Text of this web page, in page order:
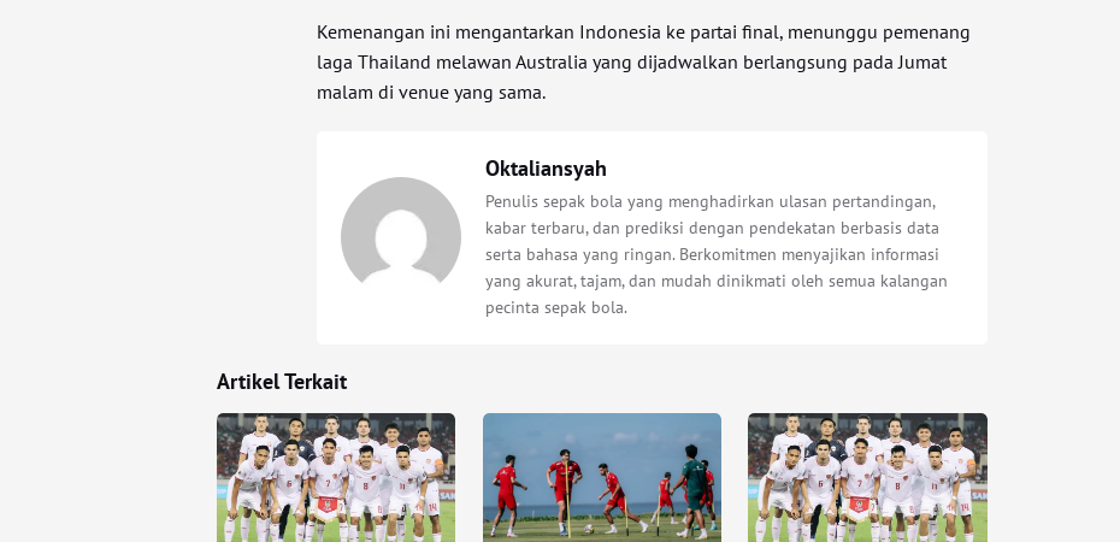
Kemenangan ini mengantarkan Indonesia ke partai final, menunggu pemenang
laga Thailand melawan Australia yang dijadwalkan berlangsung pada Jumat
malam di venue yang sama.
Oktaliansyah
Penulis sepak bola yang menghadirkan ulasan pertandingan,
kabar terbaru, dan prediksi dengan pendekatan berbasis data
serta bahasa yang ringan. Berkomitmen menyajikan informasi
yang akurat, tajam, dan mudah dinikmati oleh semua kalangan
pecinta sepak bola.
Artikel Terkait